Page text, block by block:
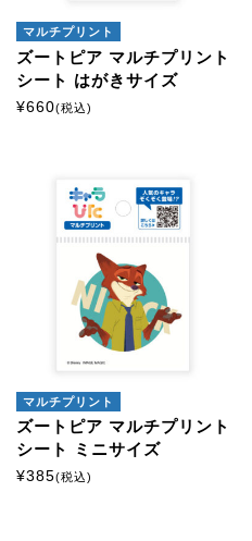
マルチプリント
ズートピア マルチプリント
シート はがきサイズ
¥660(税込)
マルチプリント
ズートピア マルチプリント
シート ミニサイズ
¥385(税込)